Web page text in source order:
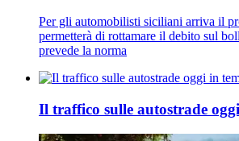
Per gli automobilisti siciliani arriva il
permetterà di rottamare il debito sul
prevede la norma
Il traffico sulle autostrade